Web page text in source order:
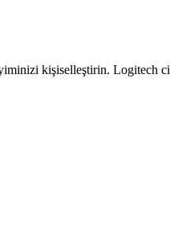
kişiselleştirin. Logitech